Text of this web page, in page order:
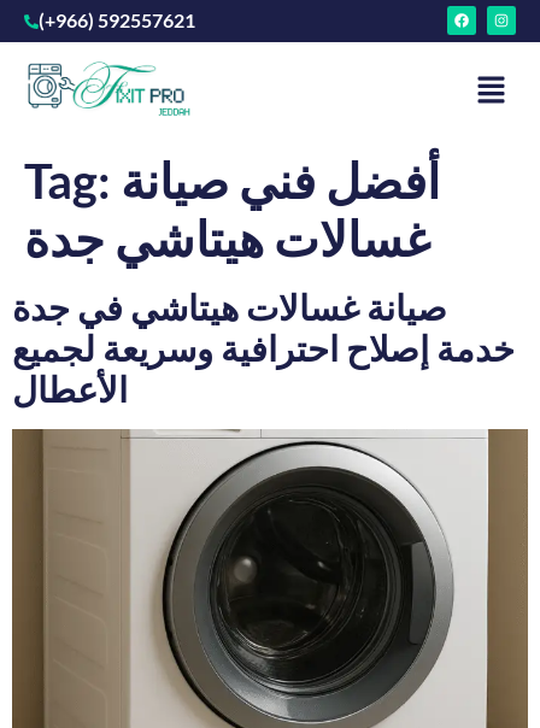
(+966) 592557621
Tag: أفضل فني صيانة
غسالات هيتاشي جدة
صيانة غسالات هيتاشي في جدة
خدمة إصلاح احترافية وسريعة لجميع
الأعطال